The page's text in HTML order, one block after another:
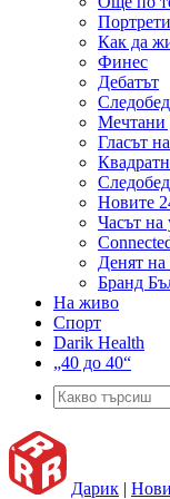
Как да
Финес
Дебатът
Мечтани
Гласът
Новите
Часът на
Денят на
Бранд
На живо
Спорт
Darik Health
„40 до 40“
Дарик |